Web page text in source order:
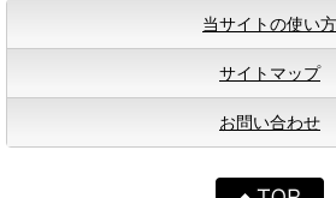
当サイトの使い方
サイトマップ
お問い合わせ